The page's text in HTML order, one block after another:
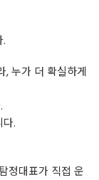
.
, 누가 더 확실하게
.
정대표가 직접 운